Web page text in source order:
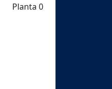
Planta 0